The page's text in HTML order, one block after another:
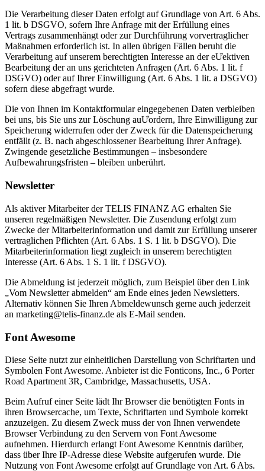
Die Verarbeitung dieser Daten erfolgt auf Grundlage von Art. 6 Abs.
1 lit. b DSGVO, sofern Ihre Anfrage mit der Erfüllung eines
Vertrags zusammenhängt oder zur Durchführung vorvertraglicher
Maßnahmen erforderlich ist. In allen übrigen Fällen beruht die
Verarbeitung auf unserem berechtigten Interesse an der eƯektiven
Bearbeitung der an uns gerichteten Anfragen (Art. 6 Abs. 1 lit. f
DSGVO) oder auf Ihrer Einwilligung (Art. 6 Abs. 1 lit. a DSGVO)
sofern diese abgefragt wurde.
Die von Ihnen im Kontaktformular eingegebenen Daten verbleiben
bei uns, bis Sie uns zur Löschung auƯordern, Ihre Einwilligung zur
Speicherung widerrufen oder der Zweck für die Datenspeicherung
entfällt (z. B. nach abgeschlossener Bearbeitung Ihrer Anfrage).
Zwingende gesetzliche Bestimmungen – insbesondere
Aufbewahrungsfristen – bleiben unberührt.
Newsletter
Als aktiver Mitarbeiter der TELIS FINANZ AG erhalten Sie
unseren regelmäßigen Newsletter. Die Zusendung erfolgt zum
Zwecke der Mitarbeiterinformation und damit zur Erfüllung unserer
vertraglichen Pflichten (Art. 6 Abs. 1 S. 1 lit. b DSGVO). Die
Mitarbeiterinformation liegt zugleich in unserem berechtigten
Interesse (Art. 6 Abs. 1 S. 1 lit. f DSGVO).
Die Abmeldung ist jederzeit möglich, zum Beispiel über den Link
„Vom Newsletter abmelden“ am Ende eines jeden Newsletters.
Alternativ können Sie Ihren Abmeldewunsch gerne auch jederzeit
an marketing@telis-finanz.de als E-Mail senden.
Font Awesome
Diese Seite nutzt zur einheitlichen Darstellung von Schriftarten und
Symbolen Font Awesome. Anbieter ist die Fonticons, Inc., 6 Porter
Road Apartment 3R, Cambridge, Massachusetts, USA.
Beim Aufruf einer Seite lädt Ihr Browser die benötigten Fonts in
ihren Browsercache, um Texte, Schriftarten und Symbole korrekt
anzuzeigen. Zu diesem Zweck muss der von Ihnen verwendete
Browser Verbindung zu den Servern von Font Awesome
aufnehmen. Hierdurch erlangt Font Awesome Kenntnis darüber,
dass über Ihre IP-Adresse diese Website aufgerufen wurde. Die
Nutzung von Font Awesome erfolgt auf Grundlage von Art. 6 Abs.